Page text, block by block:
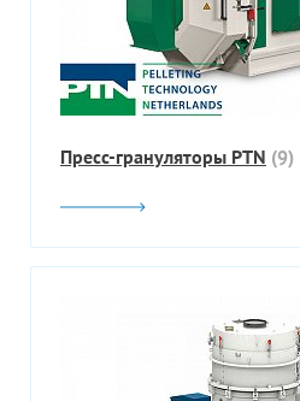
Пресс-грануляторы PTN (9)